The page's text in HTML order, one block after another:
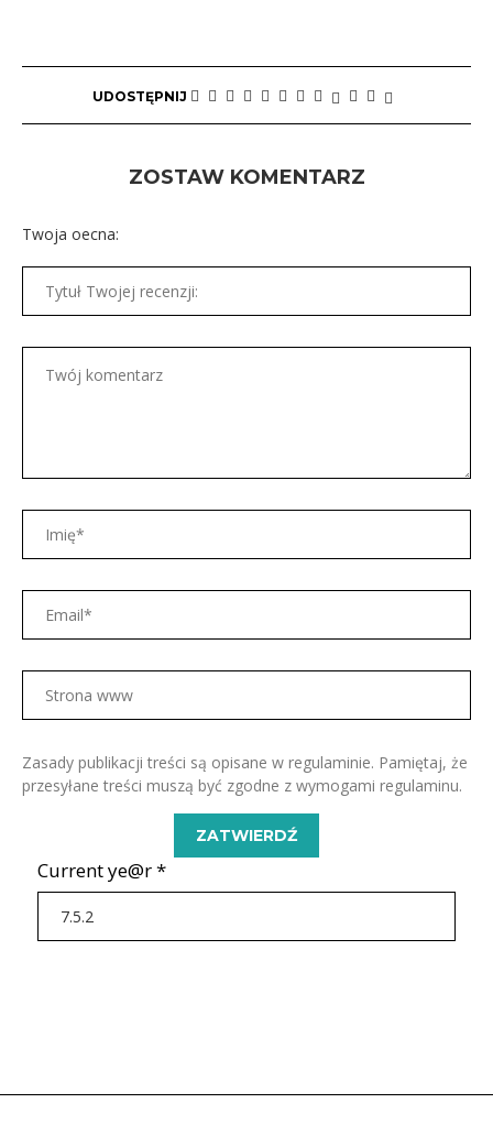
UDOSTĘPNIJ
ZOSTAW KOMENTARZ
Twoja oecna:
Zasady publikacji treści są opisane w regulaminie. Pamiętaj, że
przesyłane treści muszą być zgodne z wymogami regulaminu.
Current ye@r*